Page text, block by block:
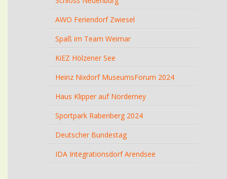
AWO Feriendorf Zwiesel
Spaß im Team Weimar
KiEZ Hölzener See
Heinz Nixdorf MuseumsForum 2024
Haus Klipper auf Norderney
Sportpark Rabenberg 2024
Deutscher Bundestag
IDA Integrationsdorf Arendsee